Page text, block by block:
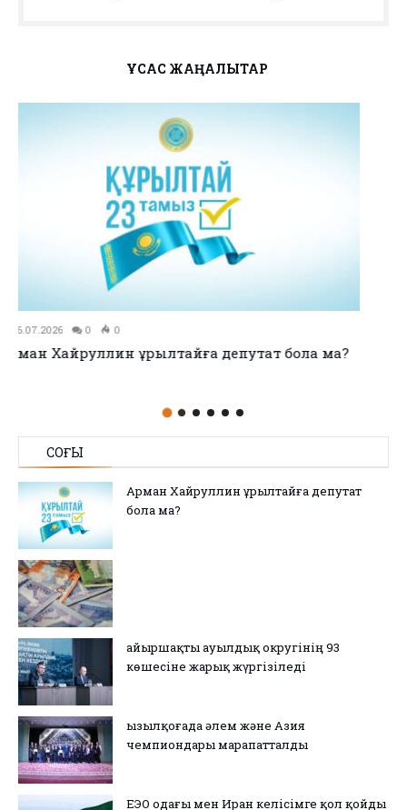
ҰҚСАС ЖАҢАЛЫҚТАР
11.07.2026 0
no title
СОҢҒЫ
Арман Хайруллин Құрылтайға депутат
бола ма?
Қайыршақты ауылдық округінің 93
көшесіне жарық жүргізіледі
Қызылқоғада әлем және Азия
чемпиондары марапатталды
ЕЭО одағы мен Иран келісімге қол қойды